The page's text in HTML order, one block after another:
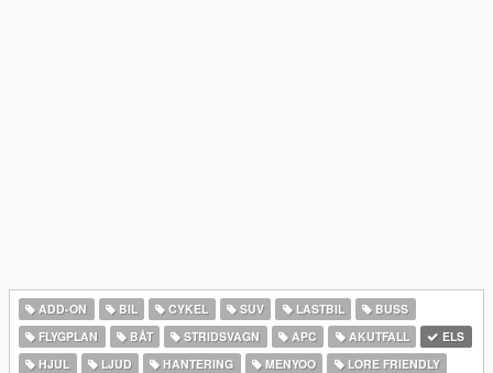
ADD-ON BIL CYKEL SUV LASTBIL
BUSS
FLYGPLAN
BÅT STRIDSVAGN APC AKUTFALL
ELS
HJUL
LJUD HANTERING MENYOO LORE FRIENDLY